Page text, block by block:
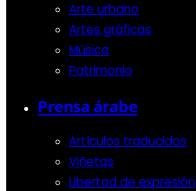
Arte urbano
Artes gráficas
Música
Patrimonio
Prensa árabe
Artículos traducidos
Viñetas
Libertad de expresión